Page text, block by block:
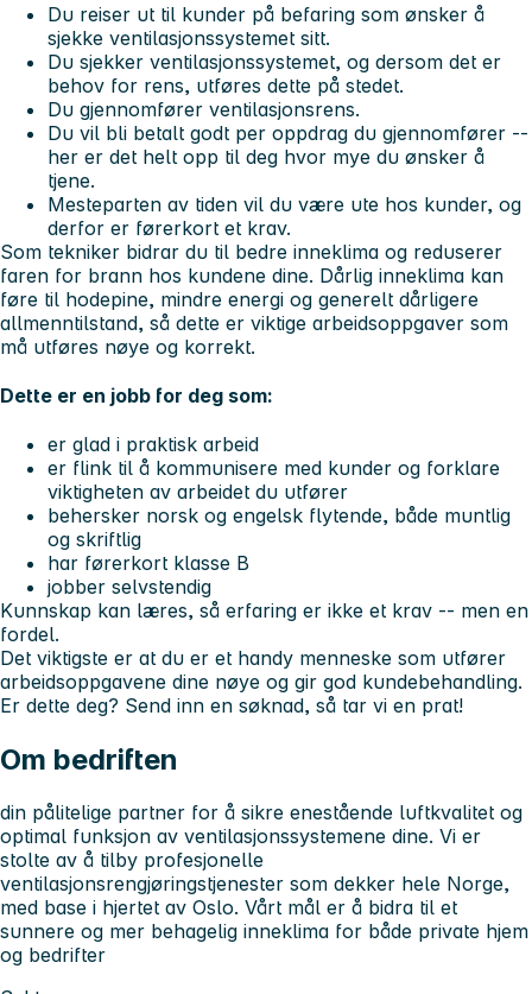
Du reiser ut til kunder på befaring som ønsker å
sjekke ventilasjonssystemet sitt.
Du sjekker ventilasjonssystemet, og dersom det er
behov for rens, utføres dette på stedet.
Du gjennomfører ventilasjonsrens.
Du vil bli betalt godt per oppdrag du gjennomfører --
her er det helt opp til deg hvor mye du ønsker å
tjene.
Mesteparten av tiden vil du være ute hos kunder, og
derfor er førerkort et krav.
Som tekniker bidrar du til bedre inneklima og reduserer
faren for brann hos kundene dine. Dårlig inneklima kan
føre til hodepine, mindre energi og generelt dårligere
allmenntilstand, så dette er viktige arbeidsoppgaver som
må utføres nøye og korrekt.
Dette er en jobb for deg som:
er glad i praktisk arbeid
er flink til å kommunisere med kunder og forklare
viktigheten av arbeidet du utfører
behersker norsk og engelsk flytende, både muntlig
og skriftlig
har førerkort klasse B
jobber selvstendig
Kunnskap kan læres, så erfaring er ikke et krav -- men en
fordel.
Det viktigste er at du er et handy menneske som utfører
arbeidsoppgavene dine nøye og gir god kundebehandling.
Er dette deg? Send inn en søknad, så tar vi en prat!
Om bedriften
din pålitelige partner for å sikre enestående luftkvalitet og
optimal funksjon av ventilasjonssystemene dine. Vi er
stolte av å tilby profesjonelle
ventilasjonsrengjøringstjenester som dekker hele Norge,
med base i hjertet av Oslo. Vårt mål er å bidra til et
sunnere og mer behagelig inneklima for både private hjem
og bedrifter